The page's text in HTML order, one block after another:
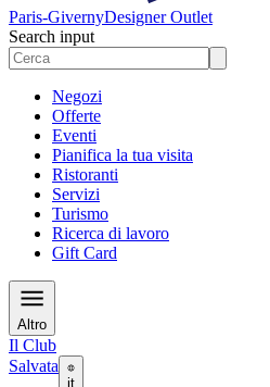
Paris-GivernyDesigner Outlet
Search input
Negozi
Offerte
Eventi
Pianifica la tua visita
Ristoranti
Servizi
Turismo
Ricerca di lavoro
Gift Card
Altro
Il Club
Salvata
it